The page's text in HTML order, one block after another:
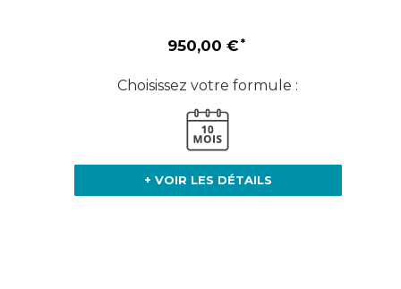
950,00 €
Choisissez votre formule :
+ VOIR LES DÉTAILS